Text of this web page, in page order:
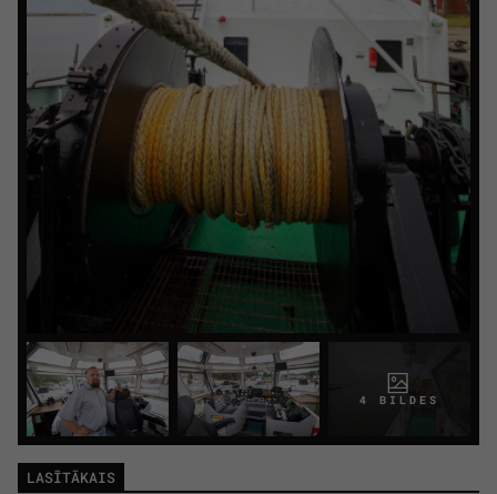
4 BILDES
LASĪTĀKAIS